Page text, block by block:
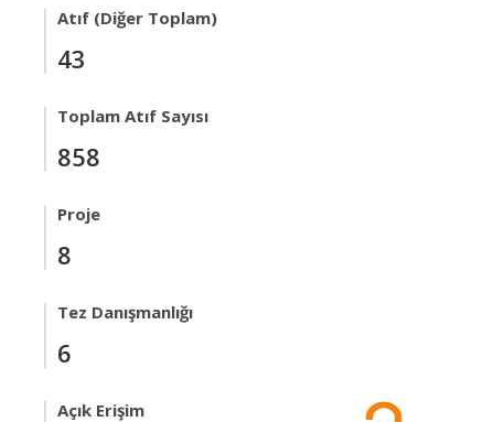
Atıf (Diğer Toplam)
43
Toplam Atıf Sayısı
858
Proje
8
Tez Danışmanlığı
6
Açık Erişim